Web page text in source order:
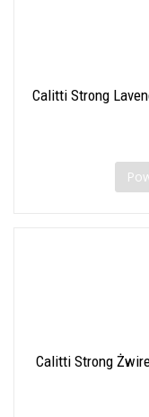
Calitti Strong
Calitti Strong